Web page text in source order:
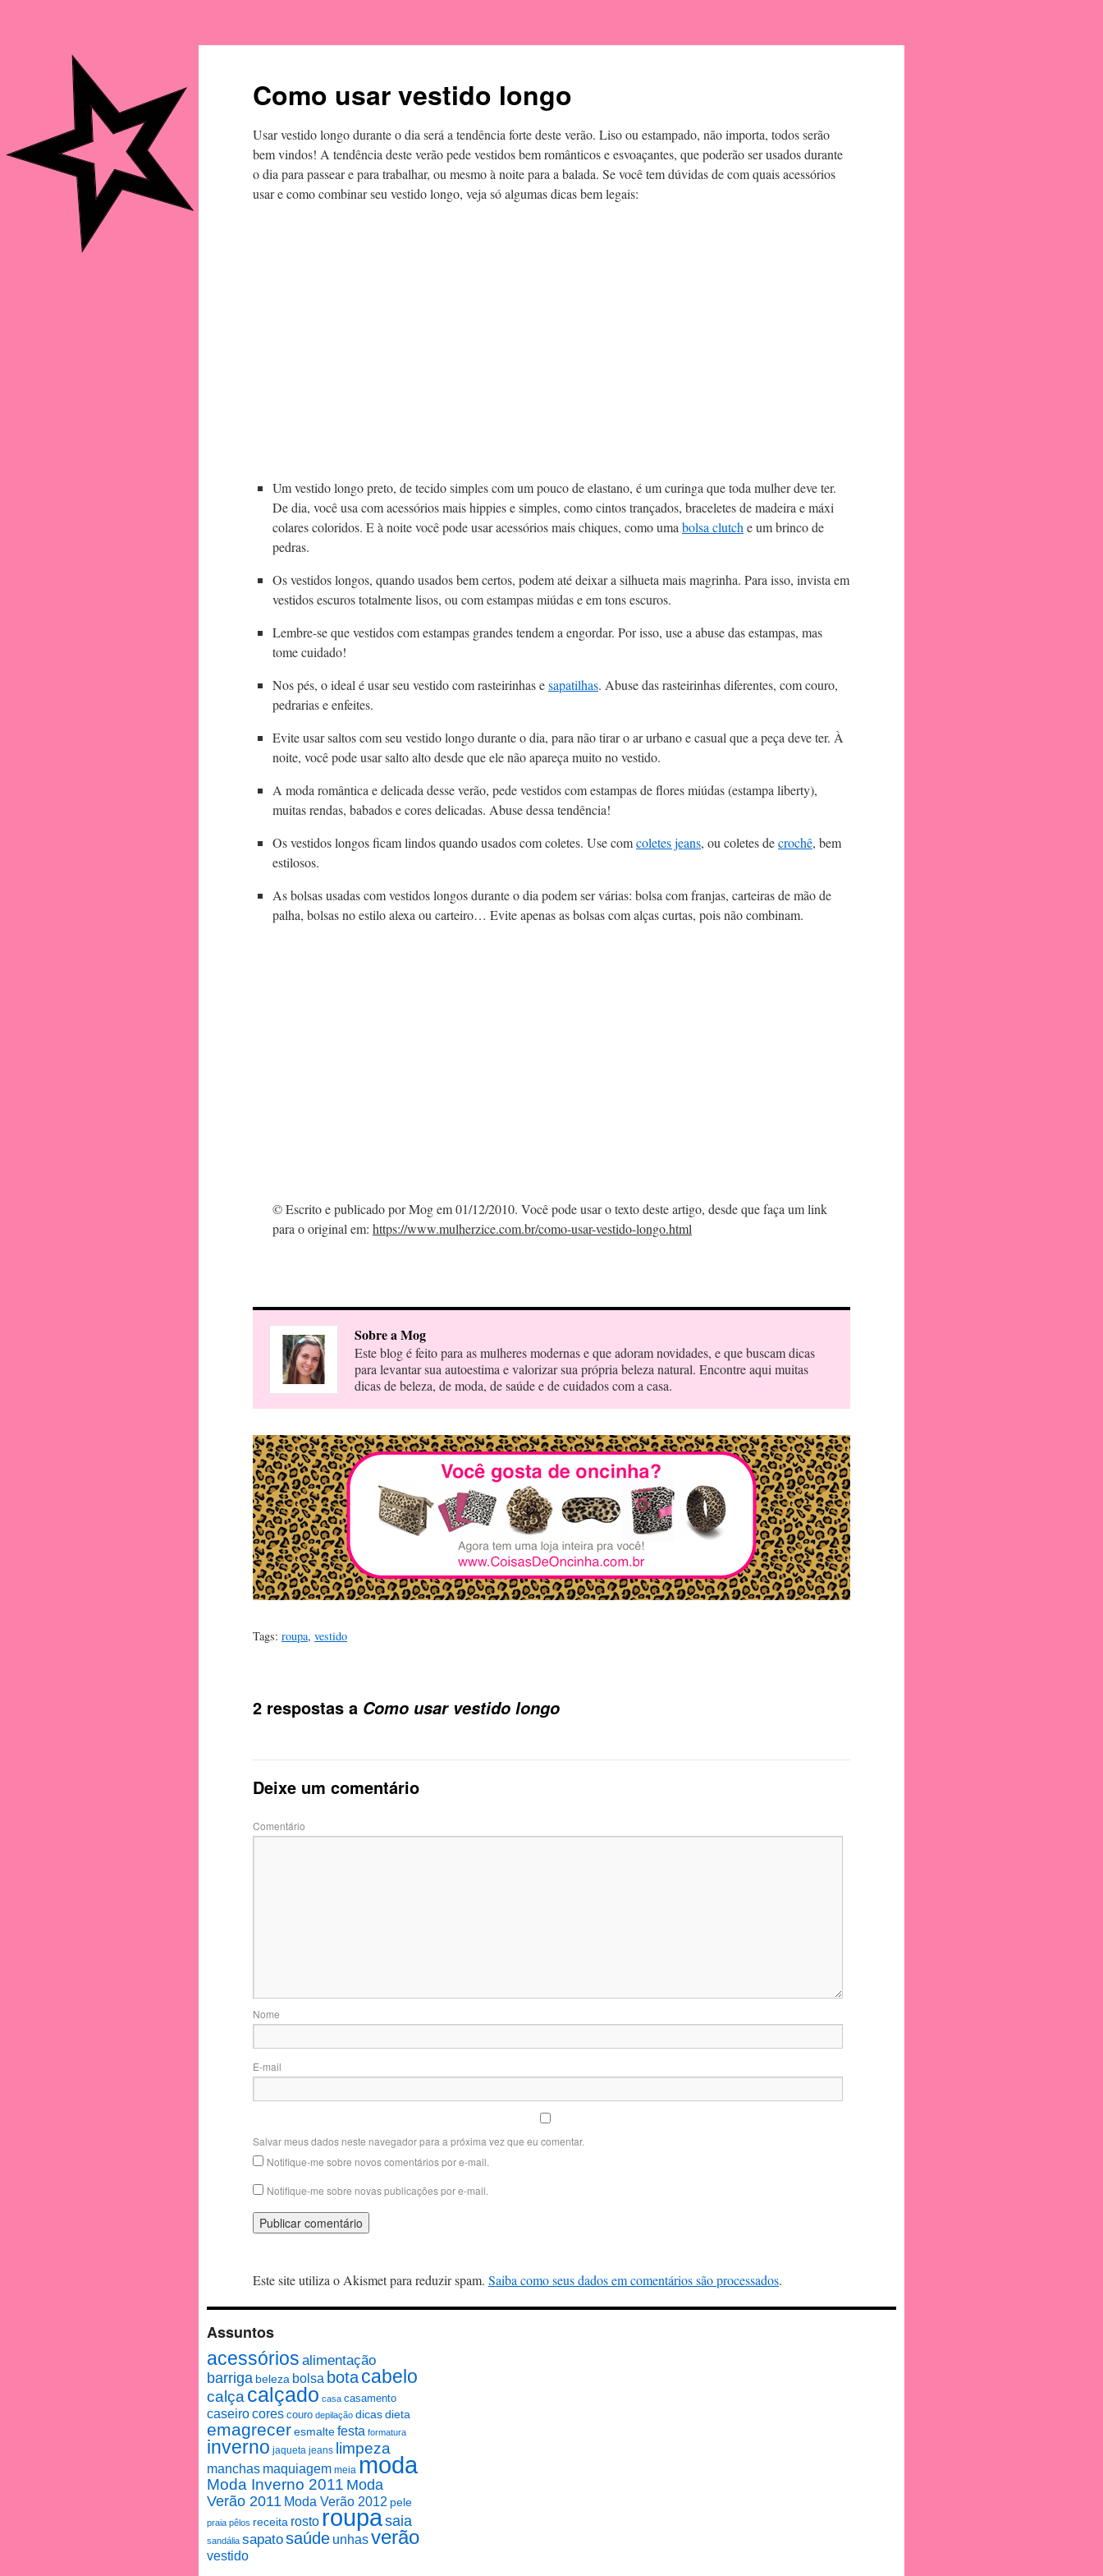
Como usar vestido longo
Usar vestido longo durante o dia será a tendência forte deste verão. Liso ou estampado, não importa, todos serão
bem vindos! A tendência deste verão pede vestidos bem românticos e esvoaçantes, que poderão ser usados durante
o dia para passear e para trabalhar, ou mesmo à noite para a balada. Se você tem dúvidas de com quais acessórios
usar e como combinar seu vestido longo, veja só algumas dicas bem legais:
Um vestido longo preto, de tecido simples com um pouco de elastano, é um curinga que toda mulher deve ter.
De dia, você usa com acessórios mais hippies e simples, como cintos trançados, braceletes de madeira e máxi
colares coloridos. E à noite você pode usar acessórios mais chiques, como uma bolsa clutch e um brinco de
pedras.
Os vestidos longos, quando usados bem certos, podem até deixar a silhueta mais magrinha. Para isso, invista em
vestidos escuros totalmente lisos, ou com estampas miúdas e em tons escuros.
Lembre-se que vestidos com estampas grandes tendem a engordar. Por isso, use a abuse das estampas, mas
tome cuidado!
Nos pés, o ideal é usar seu vestido com rasteirinhas esapatilhas. Abuse das rasteirinhas diferentes, com couro,
pedrarias e enfeites.
Evite usar saltos com seu vestido longo durante o dia, para não tirar o ar urbano e casual que a peça deve ter. À
noite, você pode usar salto alto desde que ele não apareça muito no vestido.
A moda romântica e delicada desse verão, pede vestidos com estampas de flores miúdas (estampa liberty),
muitas rendas, babados e cores delicadas. Abuse dessa tendência!
Os vestidos longos ficam lindos quando usados com coletes. Use comcoletes jeans, ou coletes decrochê, bem
estilosos.
As bolsas usadas com vestidos longos durante o dia podem ser várias: bolsa com franjas, carteiras de mão de
palha, bolsas no estilo alexa ou carteiro… Evite apenas as bolsas com alças curtas, pois não combinam.
© Escrito e publicado por Mog em 01/12/2010. Você pode usar o texto deste artigo, desde que faça um link
para o original em: https://www.mulherzice.com.br/como-usar-vestido-longo.html
Sobre a Mog
Este blog é feito para as mulheres modernas e que adoram novidades, e que buscam dicas
para levantar sua autoestima e valorizar sua própria beleza natural. Encontre aqui muitas
dicas de beleza, de moda, de saúde e de cuidados com a casa.
Tags: roupa, vestido
2 respostas a Como usar vestido longo
Deixe um comentário
Comentário
Nome
E-mail
Salvar meus dados neste navegador para a próxima vez que eu comentar.
Notifique-me sobre novos comentários por e-mail.
Notifique-me sobre novas publicações por e-mail.
Este site utiliza o Akismet para reduzir spam. Saiba como seus dados em comentários são processados.
Assuntos
acessórios alimentação
barriga beleza bolsa botacabelo
calça calçado casa casamento
caseirocores couro depilação dicas dieta
emagreceresmaltefesta formatura
inverno jaqueta jeans limpeza
manchas maquiagem meia moda
Moda Inverno 2011 Moda
Verão 2011 Moda Verão 2012 pele
praia pêlos receita rosto roupasaia
sandália sapatosaúde unhasverão
vestido